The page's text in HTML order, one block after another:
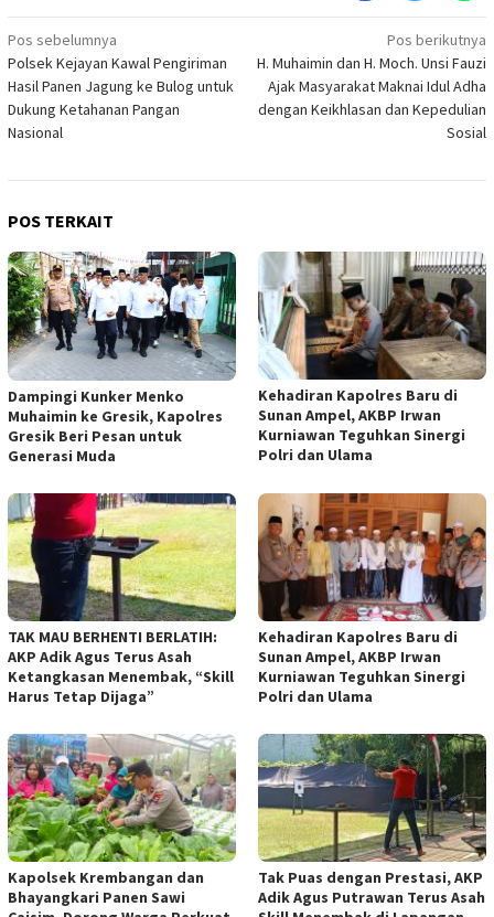
Navigasi
pos
Pos sebelumnya
Polsek Kejayan Kawal Pengiriman
Hasil Panen Jagung ke Bulog untuk
Dukung Ketahanan Pangan
Nasional
Pos berikutnya
H. Muhaimin dan H. Moch. Unsi Fauzi
Ajak Masyarakat Maknai Idul Adha
dengan Keikhlasan dan Kepedulian
Sosial
POS TERKAIT
Dampingi Kunker Menko
Muhaimin ke Gresik, Kapolres
Gresik Beri Pesan untuk
Generasi Muda
Kehadiran Kapolres Baru di
Sunan Ampel, AKBP Irwan
Kurniawan Teguhkan Sinergi
Polri dan Ulama
TAK MAU BERHENTI BERLATIH:
AKP Adik Agus Terus Asah
Ketangkasan Menembak, “Skill
Harus Tetap Dijaga”
Kehadiran Kapolres Baru di
Sunan Ampel, AKBP Irwan
Kurniawan Teguhkan Sinergi
Polri dan Ulama
Kapolsek Krembangan dan
Bhayangkari Panen Sawi
Tak Puas dengan Prestasi, AKP
Adik Agus Putrawan Terus Asah